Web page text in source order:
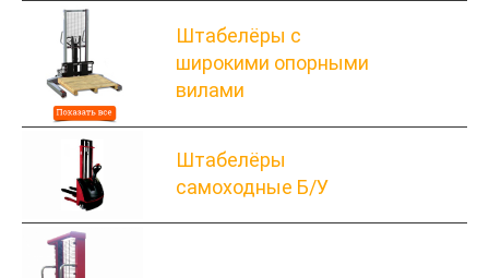
Штабелёры с
широкими опорными
вилами
Штабелёры
самоходные Б/У